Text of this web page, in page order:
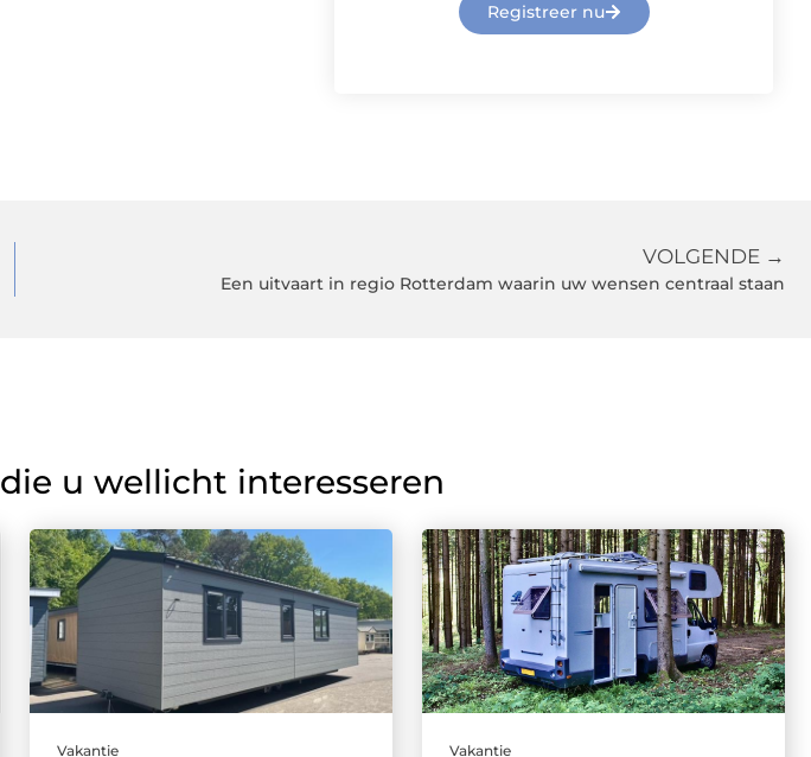
Registreer nu
VOLGENDE →
Een uitvaart in regio Rotterdam waarin uw wensen centraal staan
die u wellicht interesseren
Vakantie Vakantie